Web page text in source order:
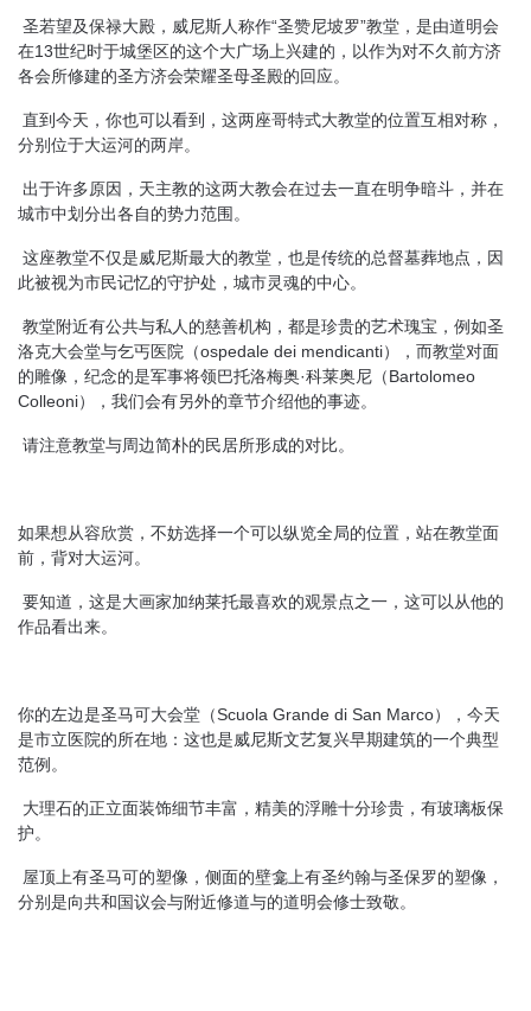
圣若望及保禄大殿，威尼斯人称作“圣赞尼坡罗”教堂，是由道明会
在13世纪时于城堡区的这个大广场上兴建的，以作为对不久前方济
各会所修建的圣方济会荣耀圣母圣殿的回应。
直到今天，你也可以看到，这两座哥特式大教堂的位置互相对称，
分别位于大运河的两岸。
出于许多原因，天主教的这两大教会在过去一直在明争暗斗，并在
城市中划分出各自的势力范围。
这座教堂不仅是威尼斯最大的教堂，也是传统的总督墓葬地点，因
此被视为市民记忆的守护处，城市灵魂的中心。
教堂附近有公共与私人的慈善机构，都是珍贵的艺术瑰宝，例如圣
洛克大会堂与乞丐医院（ospedale dei mendicanti），而教堂对面
的雕像，纪念的是军事将领巴托洛梅奥·科莱奥尼（Bartolomeo
Colleoni），我们会有另外的章节介绍他的事迹。
请注意教堂与周边简朴的民居所形成的对比。
如果想从容欣赏，不妨选择一个可以纵览全局的位置，站在教堂面
前，背对大运河。
要知道，这是大画家加纳莱托最喜欢的观景点之一，这可以从他的
作品看出来。
你的左边是圣马可大会堂（Scuola Grande di San Marco），今天
是市立医院的所在地：这也是威尼斯文艺复兴早期建筑的一个典型
范例。
大理石的正立面装饰细节丰富，精美的浮雕十分珍贵，有玻璃板保
护。
屋顶上有圣马可的塑像，侧面的壁龛上有圣约翰与圣保罗的塑像，
分别是向共和国议会与附近修道与的道明会修士致敬。